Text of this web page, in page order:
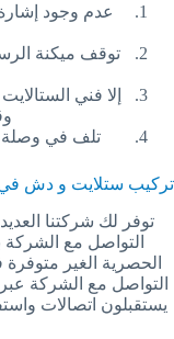
توقف ميكنة
إلا فني
تلف في وصلة
تركيب ستلايت و دش في
توفر لك شركتنا
التواصل مع الشركة
الحصرية الغير
التواصل مع الشركة عبر
يستقبلون اتصالات